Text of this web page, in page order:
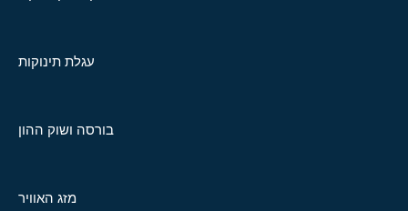
עגלת תינוקות
בורסה ושוק ההון
מזג האוויר